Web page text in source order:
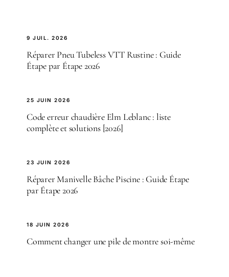
9 JUIL. 2026
Réparer Pneu Tubeless VTT Rustine : Guide
Étape par Étape 2026
25 JUIN 2026
Code erreur chaudière Elm Leblanc : liste
complète et solutions [2026]
23 JUIN 2026
Réparer Manivelle Bâche Piscine : Guide Étape
par Étape 2026
18 JUIN 2026
Comment changer une pile de montre soi-même